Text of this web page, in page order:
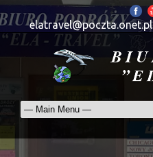
elatravel@poczta.onet.pl